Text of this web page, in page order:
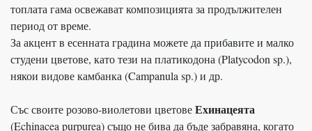
топлата гама освежават композицията за продължителен
период от време.
За акцент в есенната градина можете да прибавите и малко
студени цветове, като тези на платикодона (Platycodon sp.),
някои видове камбанка (Campanula sp.) и др.
Със своите розово-виолетови цветовеЕхинацеята
(Echinacea purpurea) също не бива да бъде забравяна, когато